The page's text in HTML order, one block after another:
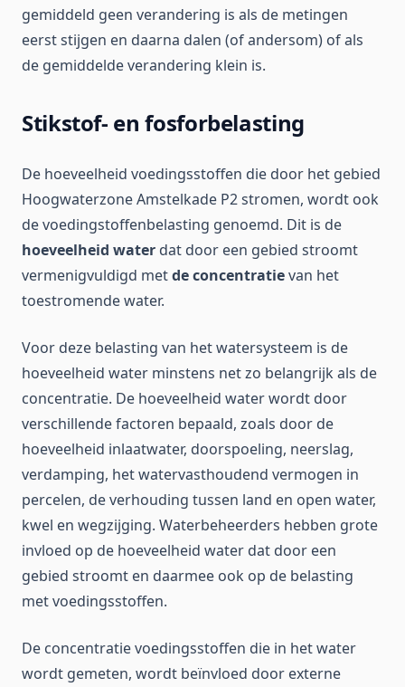
gemiddeld geen verandering is als de metingen
eerst stijgen en daarna dalen (of andersom) of als
de gemiddelde verandering klein is.
Stikstof- en fosforbelasting
De hoeveelheid voedingsstoffen die door het gebied
Hoogwaterzone Amstelkade P2 stromen, wordt ook
de voedingstoffenbelasting genoemd. Dit is de
hoeveelheid water dat door een gebied stroomt
vermenigvuldigd metde concentratievan het
toestromende water.
Voor deze belasting van het watersysteem is de
hoeveelheid water minstens net zo belangrijk als de
concentratie. De hoeveelheid water wordt door
verschillende factoren bepaald, zoals door de
hoeveelheid inlaatwater, doorspoeling, neerslag,
verdamping, het watervasthoudend vermogen in
percelen, de verhouding tussen land en open water,
kwel en wegzijging. Waterbeheerders hebben grote
invloed op de hoeveelheid water dat door een
gebied stroomt en daarmee ook op de belasting
met voedingsstoffen.
De concentratie voedingsstoffen die in het water
wordt gemeten, wordt beïnvloed door externe